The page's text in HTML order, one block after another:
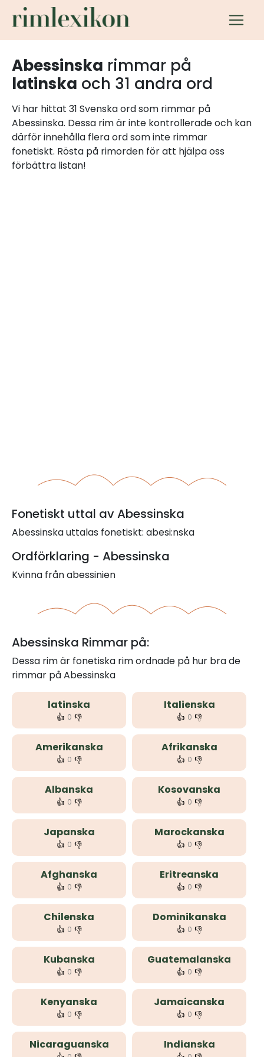
Abessinska rimmar på
latinska och 31 andra ord
Vi har hittat 31 Svenska ord som rimmar på
Abessinska. Dessa rim är inte kontrollerade och kan
därför innehålla flera ord som inte rimmar
fonetiskt. Rösta på rimorden för att hjälpa oss
förbättra listan!
Fonetiskt uttal av Abessinska
Abessinska uttalas fonetiskt: abesi:nska
Ordförklaring - Abessinska
Kvinna från abessinien
Abessinska Rimmar på:
Dessa rim är fonetiska rim ordnade på hur bra de
rimmar på Abessinska
latinska
👍 0 👎
Italienska
👍 0 👎
Amerikanska
👍 0 👎
Afrikanska
👍 0 👎
Albanska
👍 0 👎
Kosovanska
👍 0 👎
Japanska
👍 0 👎
Marockanska
👍 0 👎
Afghanska
👍 0 👎
Eritreanska
👍 0 👎
Chilenska
👍 0 👎
Dominikanska
👍 0 👎
Kubanska
👍 0 👎
Guatemalanska
👍 0 👎
Kenyanska
👍 0 👎
Jamaicanska
👍 0 👎
Nicaraguanska Indianska